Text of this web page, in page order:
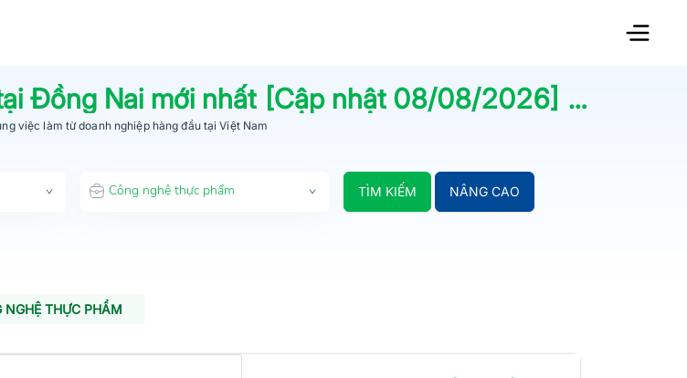
Đồng Naimới nhất [Cập nhật 08/08/2026] | Jobsnew.vn
việc làm từdoanh nghiệp hàng đầutại Việt Nam
Công nghệ thực phẩm TÌM KIẾM NÂNG CAO
THỰC PHẨM